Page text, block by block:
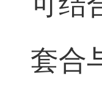
套合